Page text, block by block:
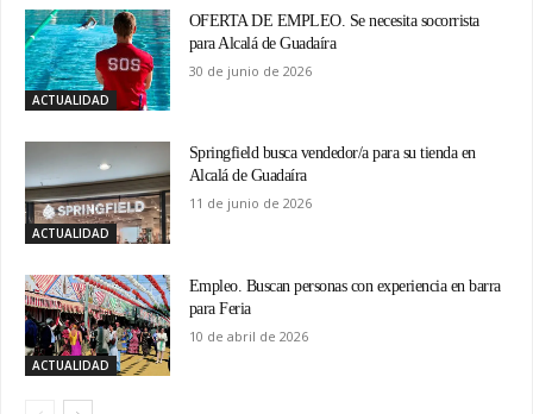
ACTUALIDAD
OFERTA DE EMPLEO. Se necesita socorrista
para Alcalá de Guadaíra
30 de junio de 2026
ACTUALIDAD
Springfield busca vendedor/a para su tienda en
Alcalá de Guadaíra
11 de junio de 2026
ACTUALIDAD
Empleo. Buscan personas con experiencia en barra
para Feria
10 de abril de 2026